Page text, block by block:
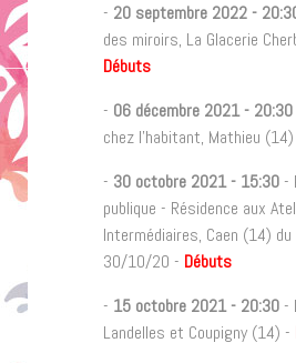
- 20 septembre 2022 -
des miroirs, La Glacerie
Débuts
- 06 décembre 2021- 20:30
chez l'habitant, Mathieu
- 30 octobre 2021- 15:30 -
publique - Résidence aux
Intermédiaires, Caen (14)
30/10/20 - Débuts
- 15 octobre 2021- 20:30 -
Landelles et Coupigny (14) -